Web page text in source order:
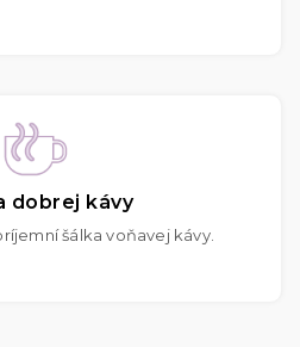
dobrej kávy
šálka voňavej kávy.